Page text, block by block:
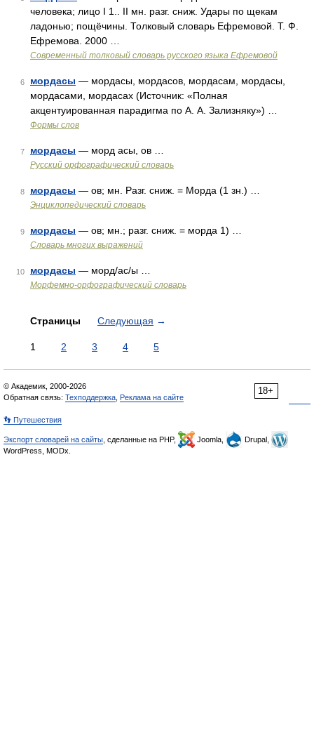
человека; лицо I 1.. II мн. разг. сниж. Удары по щекам
ладонью; пощёчины. Толковый словарь Ефремовой. Т. Ф.
Ефремова. 2000 …
Современный толковый словарь русского языка Ефремовой
6 мордасы — мордасы, мордасов, мордасам, мордасы,
мордасами, мордасах (Источник: «Полная
акцентуированная парадигма по А. А. Зализняку») …
Формы слов
7 мордасы — морд асы, ов …
Русский орфографический словарь
8 мордасы — ов; мн. Разг. сниж. = Морда (1 зн.) …
Энциклопедический словарь
9 мордасы — ов; мн.; разг. сниж. = морда 1) …
Словарь многих выражений
10 мордасы — морд/ас/ы …
Морфемно-орфографический словарь
Страницы Следующая →
1 2 3 4 5
18+
© Академик, 2000-2026
Обратная связь: Техподдержка Реклама на сайте
👣 Путешествия
Экспорт словарей на сайты , сделанные на PHP, Joomla,
Drupal,
WordPress, MODx.